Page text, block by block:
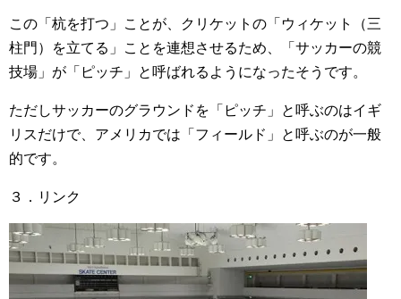
この「杭を打つ」ことが、クリケットの「ウィケット（三
柱門）を立てる」ことを連想させるため、「サッカーの競
技場」が「ピッチ」と呼ばれるようになったそうです。
ただしサッカーのグラウンドを「ピッチ」と呼ぶのはイギ
リスだけで、アメリカでは「フィールド」と呼ぶのが一般
的です。
３．リンク